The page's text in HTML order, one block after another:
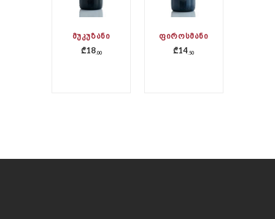
ᲛᲣᲙᲣᲖᲐᲜᲘ
₾18 00
ᲤᲘᲠᲝᲡᲛᲐᲜᲘ
₾14 50